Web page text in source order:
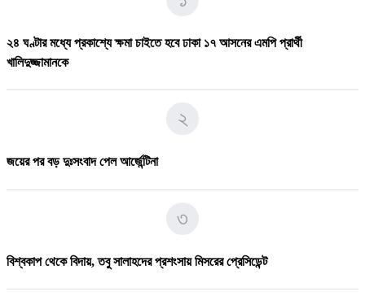
২৪ ঘণ্টার মধ্যে প্রকাশ্যে ক্ষমা চাইতে হবে ঢাকা ১৭ আসনের এমপি প্রার্থী
খালিদুজ্জামানকে
২
জয়ের পর বড় দুঃসংবাদ পেল আর্জেন্টিনা
৩
বিশ্বকাপ থেকে বিদায়, তবু সালাহদের প্রশংসায় মিসরের প্রেসিডেন্ট